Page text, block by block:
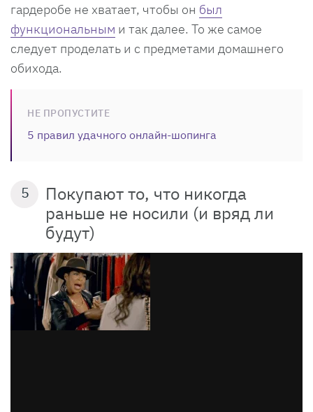
гардеробе не хватает, чтобы он был
функциональным и так далее. То же самое
следует проделать и с предметами домашнего
обихода.
НЕ ПРОПУСТИТЕ
5 правил удачного онлайн-шопинга
5
Покупают то, что никогда
раньше не носили (и вряд ли
будут)